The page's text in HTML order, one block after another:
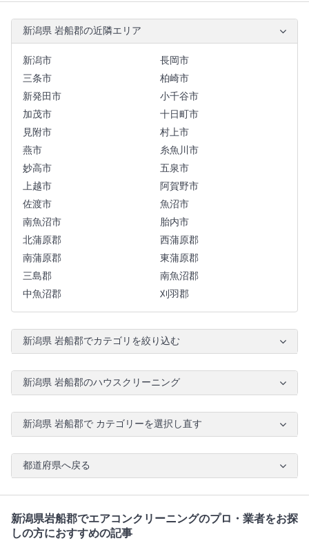
新潟県 岩船郡の近隣エリア
新潟市
長岡市
三条市
柏崎市
新発田市
小千谷市
加茂市
十日町市
見附市
村上市
燕市
糸魚川市
妙高市
五泉市
上越市
阿賀野市
佐渡市
魚沼市
南魚沼市
胎内市
北蒲原郡
西蒲原郡
南蒲原郡
東蒲原郡
三島郡
南魚沼郡
中魚沼郡
刈羽郡
新潟県 岩船郡でカテゴリを絞り込む
新潟県 岩船郡のハウスクリーニング
新潟県 岩船郡で カテゴリーを選択し直す
都道府県へ戻る
新潟県岩船郡でエアコンクリーニングのプロ・業者をお探
しの方におすすめの記事